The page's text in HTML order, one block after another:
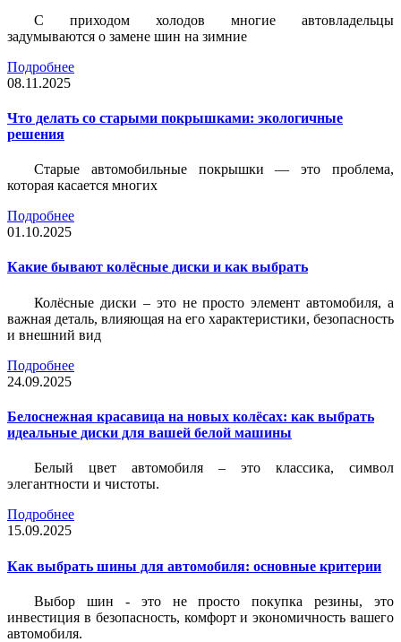
С приходом холодов многие автовладельцы
задумываются о замене шин на зимние
Подробнее
08.11.2025
Что делать со старыми покрышками: экологичные
решения
Старые автомобильные покрышки — это проблема,
которая касается многих
Подробнее
01.10.2025
Какие бывают колёсные диски и как выбрать
Колёсные диски – это не просто элемент автомобиля, а
важная деталь, влияющая на его характеристики, безопасность
и внешний вид
Подробнее
24.09.2025
Белоснежная красавица на новых колёсах: как выбрать
идеальные диски для вашей белой машины
Белый цвет автомобиля – это классика, символ
элегантности и чистоты.
Подробнее
15.09.2025
Как выбрать шины для автомобиля: основные критерии
Выбор шин - это не просто покупка резины, это
инвестиция в безопасность, комфорт и экономичность вашего
автомобиля.